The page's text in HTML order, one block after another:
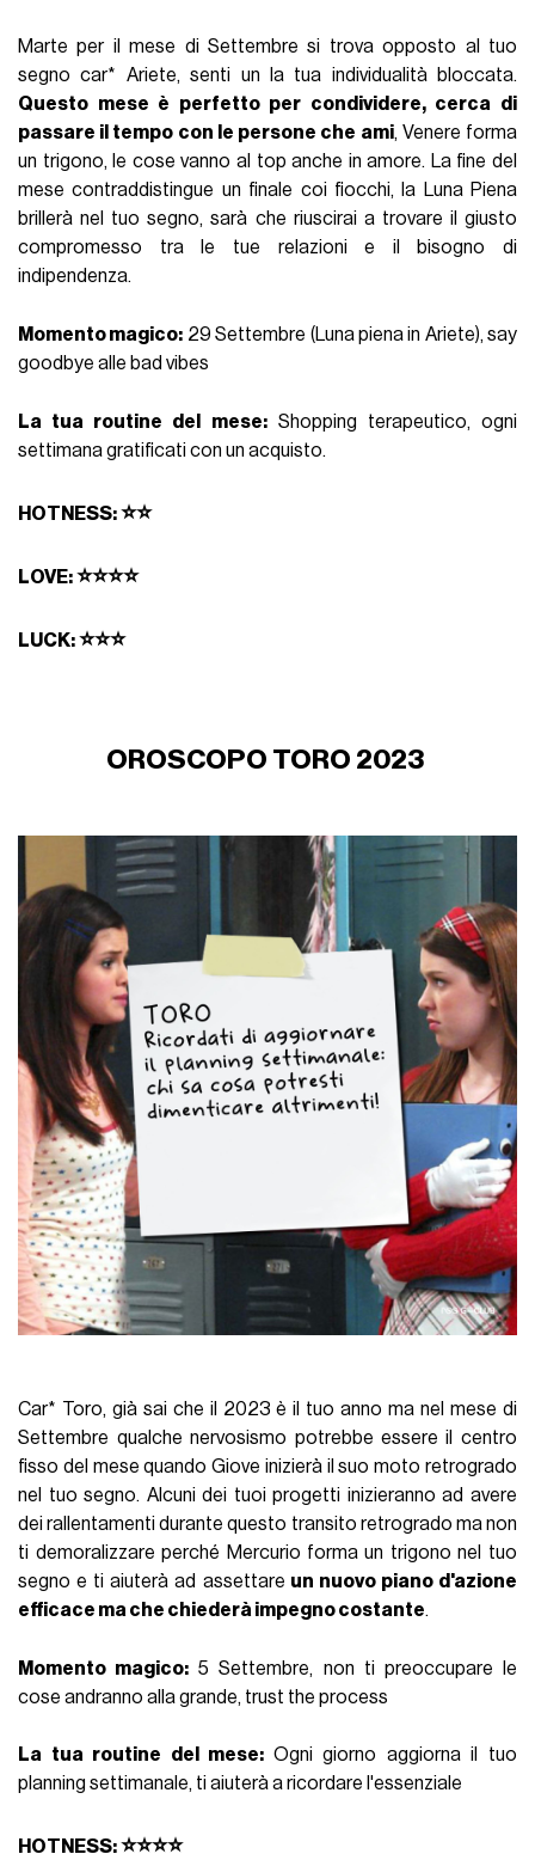
Marte per il mese di Settembre si trova opposto al tuo
segno car* Ariete, senti un la tua individualità bloccata.
Questo mese è perfetto per condividere, cerca di
passare il tempo con le persone che ami, Venere forma
un trigono, le cose vanno al top anche in amore. La fine del
mese contraddistingue un finale coi fiocchi, la Luna Piena
brillerà nel tuo segno, sarà che riuscirai a trovare il giusto
compromesso tra le tue relazioni e il bisogno di
indipendenza.
Momento magico: 29 Settembre (Luna piena in Ariete), say
goodbye alle bad vibes
La tua routine del mese:Shopping terapeutico, ogni
settimana gratificati con un acquisto.
HOTNESS:⭐⭐
LOVE:⭐⭐⭐⭐
LUCK:⭐⭐⭐
OROSCOPO TORO 2023
Car* Toro, già sai che il 2023 è il tuo anno ma nel mese di
Settembre qualche nervosismo potrebbe essere il centro
fisso del mese quando Giove inizierà il suo moto retrogrado
nel tuo segno. Alcuni dei tuoi progetti inizieranno ad avere
dei rallentamenti durante questo transito retrogrado ma non
ti demoralizzare perché Mercurio forma un trigono nel tuo
segno e ti aiuterà ad assettare un nuovo piano d'azione
efficace ma che chiederà impegno costante.
Momento magico: 5 Settembre, non ti preoccupare le
cose andranno alla grande, trust the process
La tua routine del mese: Ogni giorno aggiorna il tuo
planning settimanale, ti aiuterà a ricordare l'essenziale
HOTNESS:⭐⭐⭐⭐